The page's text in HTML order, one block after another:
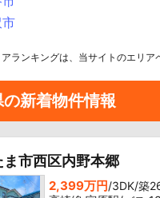
ランキングは、当サイトのエリア
新着物件情報
ま市西区内野本郷
2,399万円/3DK/築